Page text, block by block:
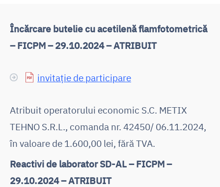
Încărcare butelie cu acetilenă flamfotometrică
– FICPM – 29.10.2024 – ATRIBUIT
invitație de participare
Atribuit operatorului economic S.C. METIX
TEHNO S.R.L., comanda nr. 42450/ 06.11.2024,
în valoare de 1.600,00 lei, fără TVA.
Reactivi de laborator SD-AL – FICPM –
29.10.2024 – ATRIBUIT